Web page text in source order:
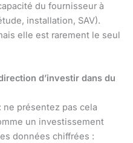
du fournisseur à
installation, SAV).
elle est rarement le seul
d’investir dans du
ne présentez pas cela
un investissement
données chiffrées :